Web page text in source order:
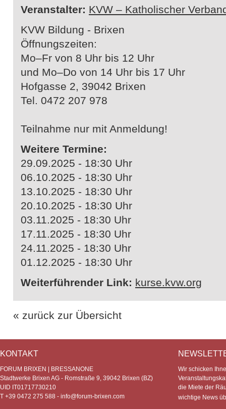
Veranstalter: KVW – Katholischer
KVW Bildung - Brixen
Öffnungszeiten:
Mo–Fr von 8 Uhr bis 12 Uhr
und Mo–Do von 14 Uhr bis 17 Uhr
Hofgasse 2, 39042 Brixen
Tel. 0472 207 978
Teilnahme nur mit Anmeldung!
Weitere Termine:
29.09.2025 - 18:30 Uhr
06.10.2025 - 18:30 Uhr
13.10.2025 - 18:30 Uhr
20.10.2025 - 18:30 Uhr
03.11.2025 - 18:30 Uhr
17.11.2025 - 18:30 Uhr
24.11.2025 - 18:30 Uhr
01.12.2025 - 18:30 Uhr
Weiterführender Link: kurse.kvw.org
« zurück zur Übersicht
KONTAKT
FORUM BRIXEN | BRESSANONE
Stadtwerke Brixen AG - Romstraße 9, 39042 Brixen (BZ)
UID IT01717730210
T +39 0472 275 588 - info@forum-brixen.com
Wir schicken
die Miete der
wichtige News